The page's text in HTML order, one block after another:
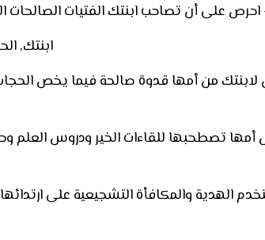
احرص على أن تصاحب ابنتك الفتيات الصالحات
ابنتك,
لابنتك من أمها قدوة صالحة فيما يخص
أمها تصطحبها للقاءات الخير ودروس العلم
الهدية والمكافأة التشجيعية على